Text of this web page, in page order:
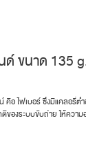
ด์ ขนาด 135
ไฟเบอร์ ซึ่งมีแคลอรี่ต่ำ
ของระบบขับถ่าย ให้ควา